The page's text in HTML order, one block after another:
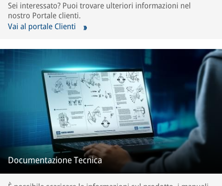
Sei interessato? Puoi trovare ulteriori informazioni nel
nostro Portale clienti.
Vai al portale Clienti
Documentazione Tecnica